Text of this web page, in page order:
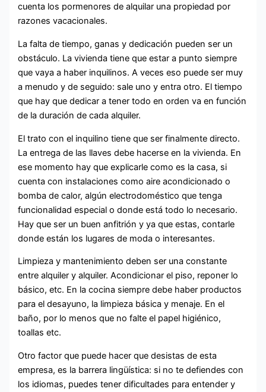
cuenta los pormenores de alquilar una propiedad por
razones vacacionales.
La falta de tiempo, ganas y dedicación pueden ser un
obstáculo. La vivienda tiene que estar a punto siempre
que vaya a haber inquilinos. A veces eso puede ser muy
a menudo y de seguido: sale uno y entra otro. El tiempo
que hay que dedicar a tener todo en orden va en función
de la duración de cada alquiler.
El trato con el inquilino tiene que ser finalmente directo.
La entrega de las llaves debe hacerse en la vivienda. En
ese momento hay que explicarle como es la casa, si
cuenta con instalaciones como aire acondicionado o
bomba de calor, algún electrodoméstico que tenga
funcionalidad especial o donde está todo lo necesario.
Hay que ser un buen anfitrión y ya que estas, contarle
donde están los lugares de moda o interesantes.
Limpieza y mantenimiento deben ser una constante
entre alquiler y alquiler. Acondicionar el piso, reponer lo
básico, etc. En la cocina siempre debe haber productos
para el desayuno, la limpieza básica y menaje. En el
baño, por lo menos que no falte el papel higiénico,
toallas etc.
Otro factor que puede hacer que desistas de esta
empresa, es la barrera lingüística: si no te defiendes con
los idiomas, puedes tener dificultades para entender y